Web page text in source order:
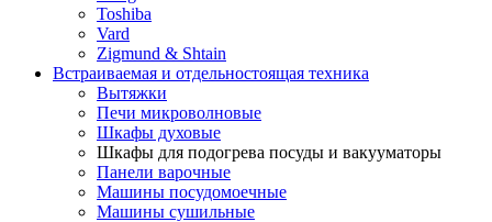
Toshiba
Vard
Zigmund & Shtain
Встраиваемая и отдельностоящая техника
Вытяжки
Печи микроволновые
Шкафы духовые
Шкафы для подогрева посуды и вакууматоры
Панели варочные
Машины посудомоечные
Машины сушильные